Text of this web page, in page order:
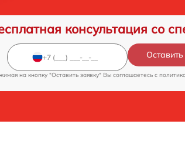
консультация со
на кнопку "Оставить заявку" Вы соглашаетесь c